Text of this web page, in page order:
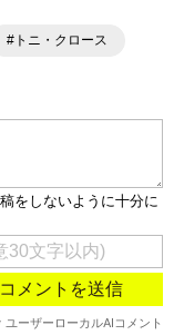
」「TikTok」など、
#トニ・クロース